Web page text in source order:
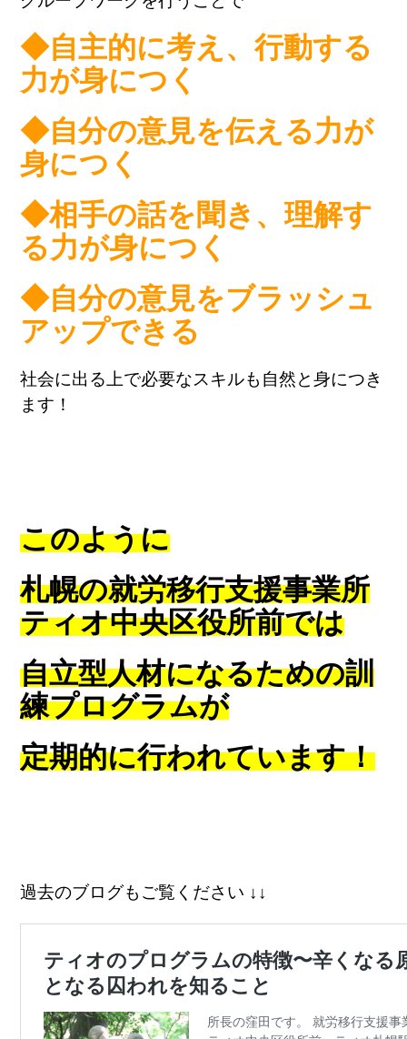
◆自主的に考え、行動する
力が身につく
◆自分の意見を伝える力が
身につく
◆相手の話を聞き、理解す
る力が身につく
◆自分の意見をブラッシュ
アップできる
社会に出る上で必要なスキルも自然と身につき
ます！
このように
札幌の就労移行支援事業所
ティオ中央区役所前では
自立型人材になるための訓
練プログラムが
定期的に行われています！
過去のブログもご覧ください ↓↓